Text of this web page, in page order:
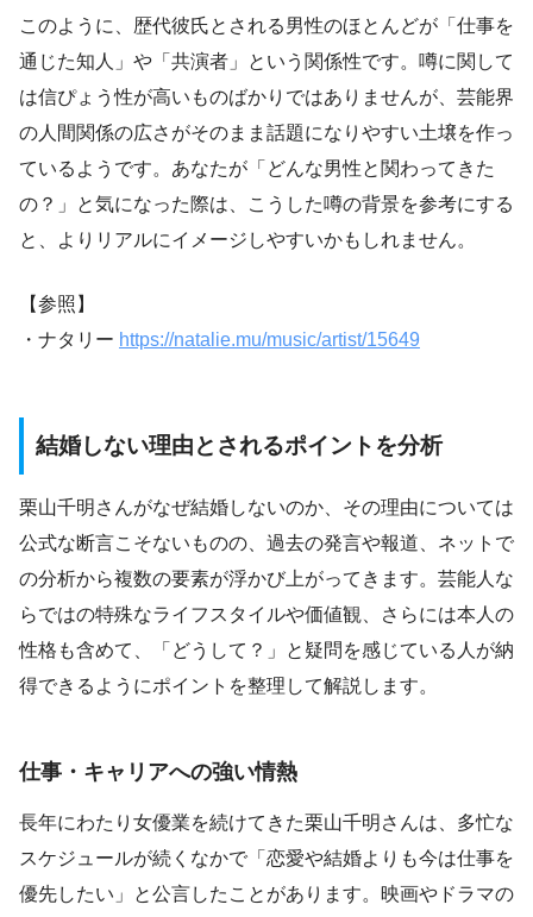
このように、歴代彼氏とされる男性のほとんどが「仕事を
通じた知人」や「共演者」という関係性です。噂に関して
は信ぴょう性が高いものばかりではありませんが、芸能界
の人間関係の広さがそのまま話題になりやすい土壌を作っ
ているようです。あなたが「どんな男性と関わってきた
の？」と気になった際は、こうした噂の背景を参考にする
と、よりリアルにイメージしやすいかもしれません。
【参照】
・ナタリー https://natalie.mu/music/artist/15649
結婚しない理由とされるポイントを分析
栗山千明さんがなぜ結婚しないのか、その理由については
公式な断言こそないものの、過去の発言や報道、ネットで
の分析から複数の要素が浮かび上がってきます。芸能人な
らではの特殊なライフスタイルや価値観、さらには本人の
性格も含めて、「どうして？」と疑問を感じている人が納
得できるようにポイントを整理して解説します。
仕事・キャリアへの強い情熱
長年にわたり女優業を続けてきた栗山千明さんは、多忙な
スケジュールが続くなかで「恋愛や結婚よりも今は仕事を
優先したい」と公言したことがあります。映画やドラマの